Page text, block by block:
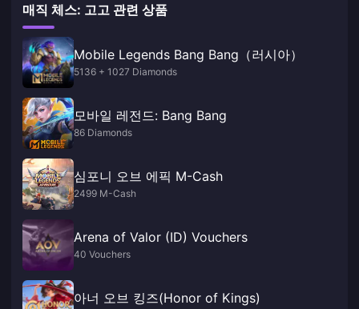
매직 체스: 고고 관련 상품
Mobile Legends Bang Bang（러시아）
5136 + 1027 Diamonds
모바일 레전드: Bang Bang
86 Diamonds
심포니 오브 에픽 M-Cash
2499 M-Cash
Arena of Valor (ID) Vouchers
40 Vouchers
아너 오브 킹즈(Honor of Kings)